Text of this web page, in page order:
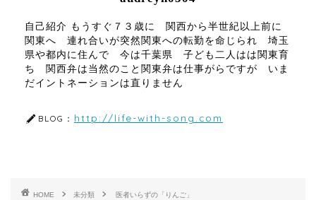
自己紹介 もうすぐ７３歳に 関西から半世紀以上前に
関東へ 連れ合いが突然関東への転勤を命じられ 埼玉
県や都内に住んで 今は千葉県 子ども二人はは関東育
ち 関西弁は当然のこと関東弁は仕事がらですが いま
だイントネーションは直りません
BLOG： http://life-with-song.com
HOME 未分類 医者いらずの「りんご」